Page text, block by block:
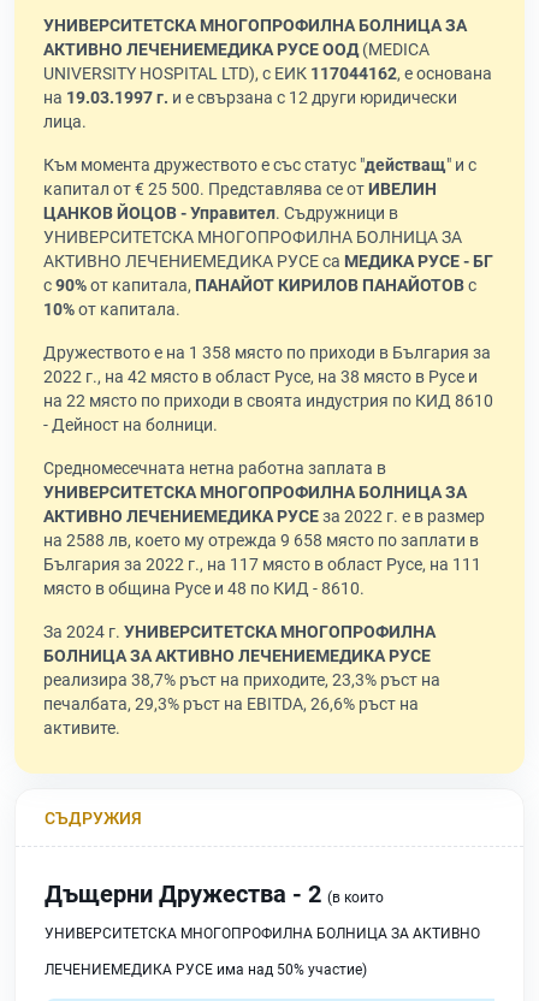
УНИВЕРСИТЕТСКА МНОГОПРОФИЛНА БОЛНИЦА ЗА
АКТИВНО ЛЕЧЕНИЕМЕДИКА РУСЕ ООД(MEDICA
UNIVERSITY HOSPITAL LTD), с ЕИК 117044162, е основана
на 19.03.1997 г. и е свързана с 12 други юридически
лица.
Към момента дружеството е със статус "действащ" и с
капитал от € 25 500. Представлява се отИВЕЛИН
ЦАНКОВ ЙОЦОВ - Управител. Съдружници в
УНИВЕРСИТЕТСКА МНОГОПРОФИЛНА БОЛНИЦА ЗА
АКТИВНО ЛЕЧЕНИЕМЕДИКА РУСЕ са МЕДИКА РУСЕ - БГ
с90%от капитала, ПАНАЙОТ КИРИЛОВ ПАНАЙОТОВс
10%от капитала.
Дружеството е на 1 358 място по приходи в България за
2022 г., на 42 място в област Русе, на 38 място в Русе и
на 22 място по приходи в своята индустрия по КИД 8610
- Дейност на болници.
Средномесечната нетна работна заплата в
УНИВЕРСИТЕТСКА МНОГОПРОФИЛНА БОЛНИЦА ЗА
АКТИВНО ЛЕЧЕНИЕМЕДИКА РУСЕза 2022 г. е в размер
на 2588 лв, което му отрежда 9 658 място по заплати в
България за 2022 г., на 117 място в област Русе, на 111
място в община Русе и 48 по КИД - 8610.
За 2024 г. УНИВЕРСИТЕТСКА МНОГОПРОФИЛНА
БОЛНИЦА ЗА АКТИВНО ЛЕЧЕНИЕМЕДИКА РУСЕ
реализира 38,7% ръст на приходите, 23,3% ръст на
печалбата, 29,3% ръст на EBITDA, 26,6% ръст на
активите.
СЪДРУЖИЯ
Дъщерни Дружества - 2 (в които
УНИВЕРСИТЕТСКА МНОГОПРОФИЛНА БОЛНИЦА ЗА АКТИВНО
ЛЕЧЕНИЕМЕДИКА РУСЕ има над 50% участие)